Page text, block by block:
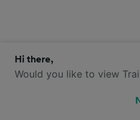
Hi there,
Would you like to view